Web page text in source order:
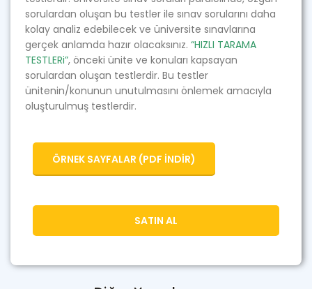
sorulardan oluşan bu testler ile sınav sorularını daha
kolay analiz edebilecek ve üniversite sınavlarına
gerçek anlamda hazır olacaksınız. “HIZLI TARAMA
TESTLERi”, önceki ünite ve konuları kapsayan
sorulardan oluşan testlerdir. Bu testler
ünitenin/konunun unutulmasını önlemek amacıyla
oluşturulmuş testlerdir.
ÖRNEK SAYFALAR (PDF İNDİR)
SATIN AL